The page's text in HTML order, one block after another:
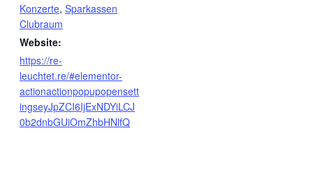
Konzerte, Sparkassen
Clubraum
Website:
https://re-
leuchtet.re/#elementor-
actionactionpopupopensett
ingseyJpZCI6IjExNDYiLCJ
0b2dnbGUiOmZhbHNlfQ